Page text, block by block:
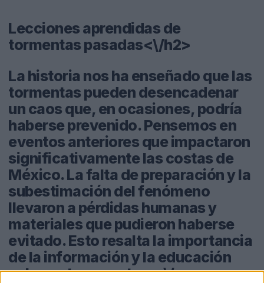
Lecciones aprendidas de
tormentas pasadas<\/h2>
La historia nos ha enseñado que las
tormentas pueden desencadenar
un caos que, en ocasiones, podría
haberse prevenido. Pensemos en
eventos anteriores que impactaron
significativamente las costas de
México. La falta de preparación y la
subestimación del fenómeno
llevaron a pérdidas humanas y
materiales que pudieron haberse
evitado. Esto resalta la importancia
de la información y la educación
sobre estos eventos.<\/p>